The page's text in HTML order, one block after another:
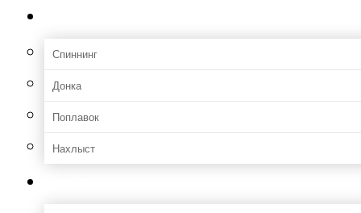
Спиннинг
Донка
Поплавок
Нахлыст